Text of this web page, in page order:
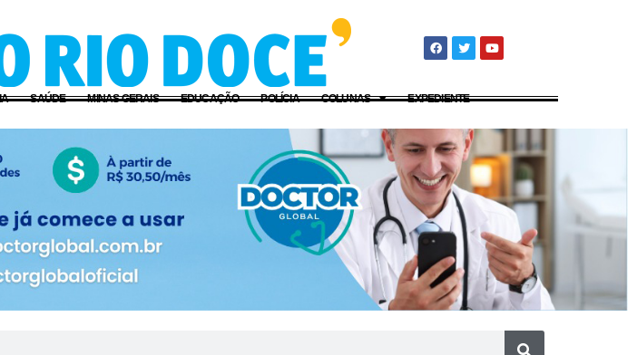
SAÚDE MINAS GERAIS EDUCAÇÃO POLÍCIA COLUNAS EXPEDIENTE